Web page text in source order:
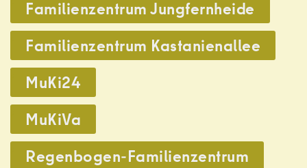
Familienzentrum Jungfernheide
, Familienzentrum Kastanienallee
, MuKi24
, MuKiVa
, Regenbogen-Familienzentrum